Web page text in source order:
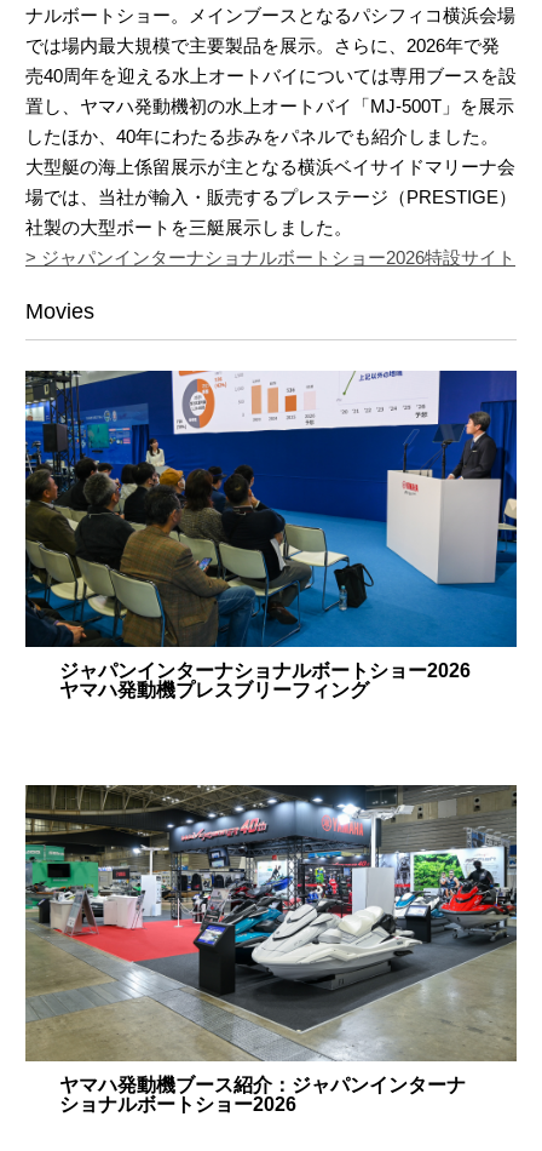
ナルボートショー。メインブースとなるパシフィコ横浜会場
では場内最大規模で主要製品を展示。さらに、2026年で発
売40周年を迎える水上オートバイについては専用ブースを設
置し、ヤマハ発動機初の水上オートバイ「MJ-500T」を展示
したほか、40年にわたる歩みをパネルでも紹介しました。
大型艇の海上係留展示が主となる横浜ベイサイドマリーナ会
場では、当社が輸入・販売するプレステージ（PRESTIGE）
社製の大型ボートを三艇展示しました。
> ジャパンインターナショナルボートショー2026特設サイト
Movies
ジャパンインターナショナルボートショー2026
ヤマハ発動機プレスブリーフィング
ヤマハ発動機ブース紹介：ジャパンインターナ
ショナルボートショー2026